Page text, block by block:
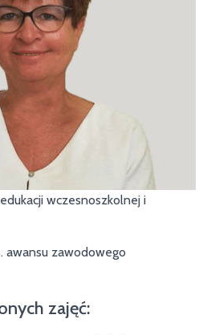
wczesnoszkolnej i
awansu zawodowego
zajęć: